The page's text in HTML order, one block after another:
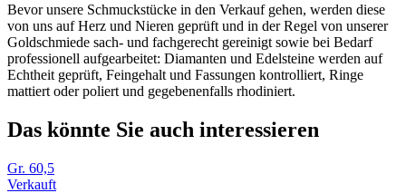
Bevor unsere Schmuckstücke in den Verkauf gehen, werden diese
von uns auf Herz und Nieren geprüft und in der Regel von unserer
Goldschmiede sach- und fachgerecht gereinigt sowie bei Bedarf
professionell aufgearbeitet: Diamanten und Edelsteine werden auf
Echtheit geprüft, Feingehalt und Fassungen kontrolliert, Ringe
mattiert oder poliert und gegebenenfalls rhodiniert.
Das könnte Sie auch interessieren
Gr. 60,5
Verkauft